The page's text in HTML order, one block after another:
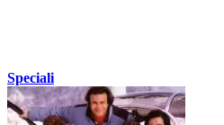
Speciali